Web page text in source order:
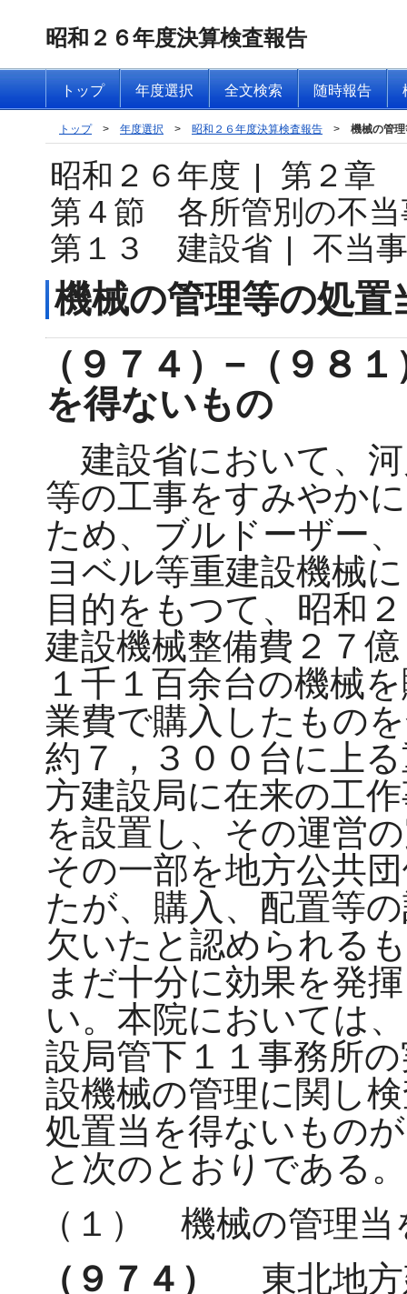
昭和２６年度決算検査報告
トップ 年度選択 全文検索 随時報告
トップ > 年度選択 > 昭和２６年度決算検査報告 > 機械の管
昭和２６年度 |
第２章
第４節 各所管別の不当
第１３ 建設省 | 不当
機械の管理等の処
（９７４）−（９８
を得ないもの
建設省において、
等の工事をすみやか
ため、ブルドーザー
ヨベル等重建設機械
目的をもつて、昭和
建設機械整備費２７
１千１百余台の機械
業費で購入したもの
約７，３００台に上
方建設局に在来の工
を設置し、その運営
その一部を地方公共
たが、購入、配置等
欠いたと認められる
まだ十分に効果を発
い。本院においては
設局管下１１事務所
設機械の管理に関し
処置当を得ないもの
と次のとおりである。
（１） 機械の管理当
（９７４）
東北地方